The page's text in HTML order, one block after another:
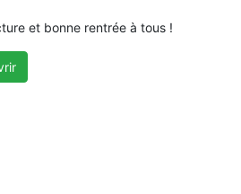
et bonne rentrée à tous !